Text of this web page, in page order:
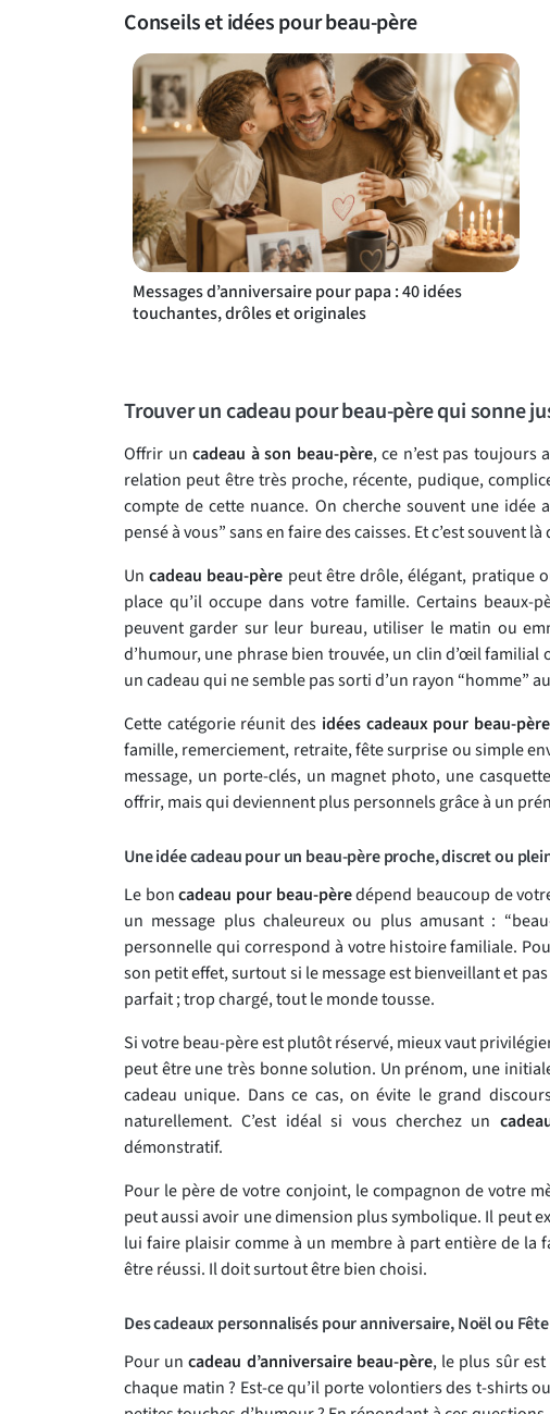
Conseils et idées pour beau-père
Messages d’anniversaire pour papa : 40 idées
touchantes, drôles et originales
Trouver un cadeau pour beau-père qui sonne
Offrir uncadeau à son beau-père, ce n’est pas toujours
relation peut être très proche, récente, pudique,
compte de cette nuance. On cherche souvent une idée
pensé à vous” sans en faire des caisses. Et c’est
Uncadeau beau-père peut être drôle, élégant, pratique
place qu’il occupe dans votre famille. Certains
peuvent garder sur leur bureau, utiliser le matin ou
d’humour, une phrase bien trouvée, un clin d’œil familial
un cadeau qui ne semble pas sorti d’un rayon “homme”
Cette catégorie réunit des idées cadeaux pour beau-père
famille, remerciement, retraite, fête surprise ou simple
message, un porte-clés, un magnet photo, une
offrir, mais qui deviennent plus personnels grâce à un
Une idée cadeau pour un beau-père proche, discret ou
Le boncadeau pour beau-pèredépend beaucoup de
un message plus chaleureux ou plus amusant :
personnelle qui correspond à votre histoire familiale.
son petit effet, surtout si le message est bienveillant et
parfait ; trop chargé, tout le monde tousse.
Si votre beau-père est plutôt réservé, mieux vaut
peut être une très bonne solution. Un prénom, une
cadeau unique. Dans ce cas, on évite le grand
naturellement. C’est idéal si vous cherchez un
démonstratif.
Pour le père de votre conjoint, le compagnon de votre
peut aussi avoir une dimension plus symbolique. Il peut
lui faire plaisir comme à un membre à part entière de la
être réussi. Il doit surtout être bien choisi.
Des cadeaux personnalisés pour anniversaire, Noël ou
Pour uncadeau d’anniversaire beau-père, le plus sûr
chaque matin ? Est-ce qu’il porte volontiers des t-shirts